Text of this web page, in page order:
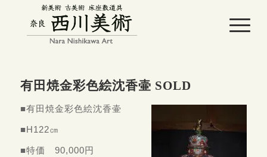
有田焼金彩色絵沈香壷 SOLD
■有田焼金彩色絵沈香壷
■H122㎝
■特価 90,000円